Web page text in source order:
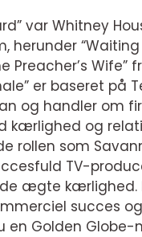
var Whitney
herunder “Waiting
Preacher’s Wife”
er baseret på
og handler om
kærlighed og
rollen som
TV-
ægte kærlighed.
succes
en Golden Globe-